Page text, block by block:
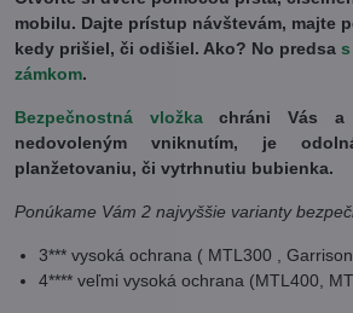
mobilu. Dajte prístup návštevám, majte
kedy prišiel, či odišiel. Ako? No predsa
zámkom.
Bezpečnostná vložkachráni Vás a
nedovoleným vniknutím, je
planžetovaniu, či vytrhnutiu bubienka.
Ponúkame Vám 2 najvyššie varianty
3*** vysoká ochrana ( MTL300 ,
4**** veľmi vysoká ochrana (MTL400,